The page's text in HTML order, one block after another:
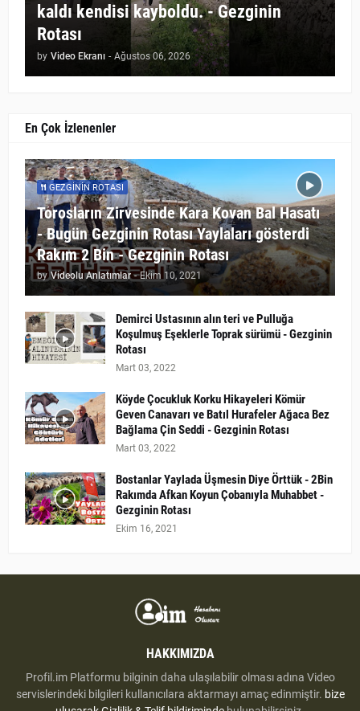
kaldı kendisi kayboldu. - Gezginin
Rotası
by Video Ekranı - Ağustos 06, 2026
En Çok İzlenenler
GEZGININ ROTASI
Torosların Zirvesinde Kara Kovan Bal Hasatı
- Bugün Gezginin Rotası Yaylaları gösterdi
Rakım 2 Bin - Gezginin Rotası
by Videolu Anlatımlar - Ekim 10, 2021
Demirci Ustasının alın teri ve Pulluğa
Koşulmuş Eşeklerle Toprak sürümü - Gezginin
Rotası
Mart 03, 2022
Köyde Çocukluk Korku Hikayeleri Kömür
Geven Canavarı ve Batıl Hurafeler Ağaca Bez
Bağlama Çin Seddi - Gezginin Rotası
Mart 03, 2022
Bostanlar Yaylada Üşmesin Diye Örttük - 2Bin
Rakımda Afkan Koyun Çobanıyla Muhabbet -
Gezginin Rotası
Ekim 16, 2021
HAKKIMIZDA
Profil.im Platformu bilginin daha ulaşılabilir olması adına Video
servislerindeki bilgileri kullanıcılara aktarmayı amaç edinmiştir. bize